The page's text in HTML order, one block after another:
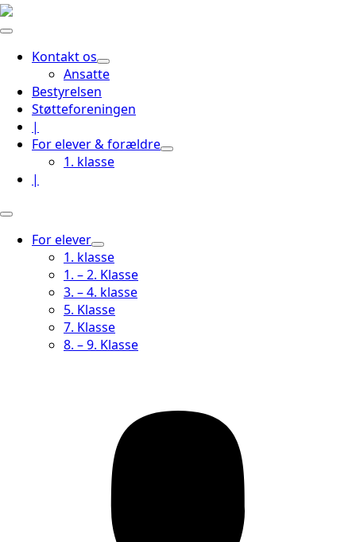
Kontakt os
Ansatte
Bestyrelsen
Støtteforeningen
|
For elever & forældre
1. klasse
|
For elever
1. klasse
1. – 2. Klasse
3. – 4. klasse
5. Klasse
7. Klasse
8. – 9. Klasse